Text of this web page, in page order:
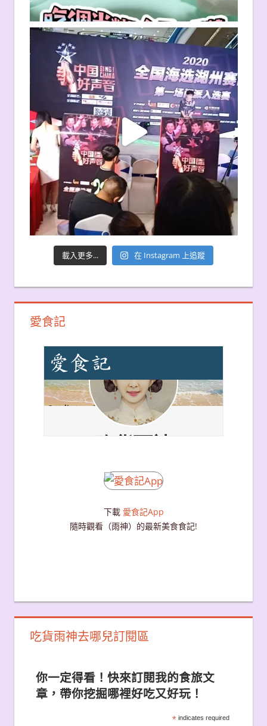
載入更多... 在 Instagram 上追蹤
愛食記
下載 愛食記App
隨時觀看（雨神）的最新美食食記!
吃貨雨神去哪兒訂閱區
你一定得看！快來訂閱我的食旅文
章，帶你挖掘哪裡好吃又好玩！
*indicates required